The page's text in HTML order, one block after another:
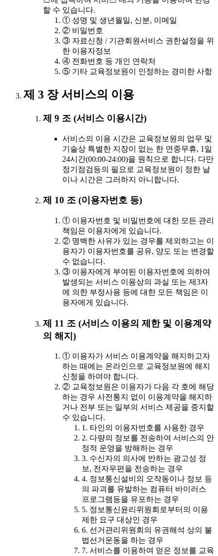
할 수 있습니다.
① 성명 및 생년월일, 신분, 이메일
② 비밀번호
③ 자료신청 / 기관회원서비스 권한설정을 위
한 이용자정보
④ 전화번호 등 개인 연락처
⑤ 기타 교육정보원이 인정하는 경미한 사항
제 3 장 서비스의 이용
제 9 조 (서비스 이용시간)
서비스의 이용 시간은 교육정보원의 업무 및
기술상 특별한 지장이 없는 한 연중무휴, 1일
24시간(00:00-24:00)을 원칙으로 합니다. 다만
정기점검등의 필요로 교육정보원이 정한 날
이나 시간은 그러하지 아니합니다.
제 10 조 (이용자번호 등)
① 이용자번호 및 비밀번호에 대한 모든 관리
책임은 이용자에게 있습니다.
② 명백한 사유가 있는 경우를 제외하고는 이
용자가 이용자번호를 공유, 양도 또는 변경할
수 없습니다.
③ 이용자에게 부여된 이용자번호에 의하여
발생되는 서비스 이용상의 과실 또는 제3자
에 의한 부정사용 등에 대한 모든 책임은 이
용자에게 있습니다.
제 11 조 (서비스 이용의 제한 및 이용계약
의 해지)
① 이용자가 서비스 이용계약을 해지하고자
하는 때에는 온라인으로 교육정보원에 해지
신청을 하여야 합니다.
② 교육정보원은 이용자가 다음 각 호에 해당
하는 경우 사전통지 없이 이용계약을 해지하
거나 전부 또는 일부의 서비스 제공을 중지할
수 있습니다.
1. 타인의 이용자번호를 사용한 경우
2. 다량의 정보를 전송하여 서비스의 안
정적 운영을 방해하는 경우
3. 수신자의 의사에 반하는 광고성 정
보, 전자우편을 전송하는 경우
4. 정보통신설비의 오작동이나 정보 등
의 파괴를 유발하는 컴퓨터 바이러스
프로그램등을 유포하는 경우
5. 정보통신윤리위원회로부터의 이용
제한 요구 대상인 경우
6. 선거관리위원회의 유권해석 상의 불
법선거운동을 하는 경우
7. 서비스를 이용하여 얻은 정보를 교육